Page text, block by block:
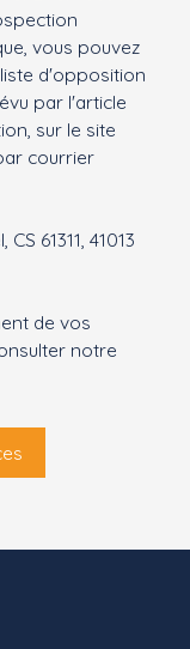
vous pouvez
d'opposition
par l'article
sur le site
courrier
61311, 41013
de vos
notre